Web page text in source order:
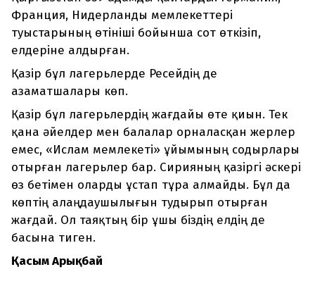
Франция, Нидерланды мемлекеттері
туыстарының өтініші бойынша сот өткізіп,
елдеріне алдырған.
Қазір бұл лагерьлерде Ресейдің де
азаматшалары көп.
Қазір бұл лагерьлердің жағдайы өте қиын. Тек
қана әйелдер мен балалар орналасқан жерлер
емес, «Ислам мемлекеті» ұйымының содырлары
отырған лагерьлер бар. Сирияның қазіргі әскері
өз бетімен оларды ұстап тұра алмайды. Бұл да
көптің алаңдаушылығын тудырып отырған
жағдай. Ол таяқтың бір ұшы біздің елдің де
басына тиген.
Қасым Арықбай